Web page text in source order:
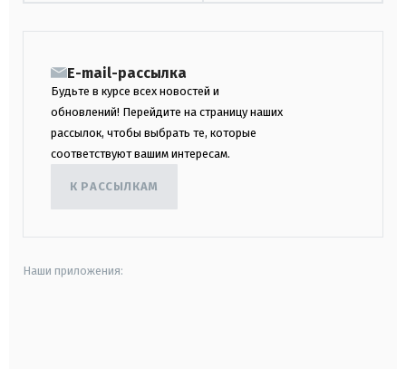
E-mail-рассылка
Будьте в курсе всех новостей и
обновлений! Перейдите на страницу наших
рассылок, чтобы выбрать те, которые
соответствуют вашим интересам.
К РАССЫЛКАМ
Наши приложения: